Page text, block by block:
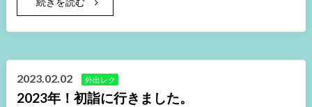
2023.02.02 外出レク
2023年！初詣に行きました。